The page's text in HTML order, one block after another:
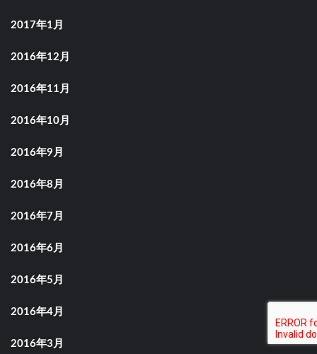
2017年1月
2016年12月
2016年11月
2016年10月
2016年9月
2016年8月
2016年7月
2016年6月
2016年5月
2016年4月
2016年3月